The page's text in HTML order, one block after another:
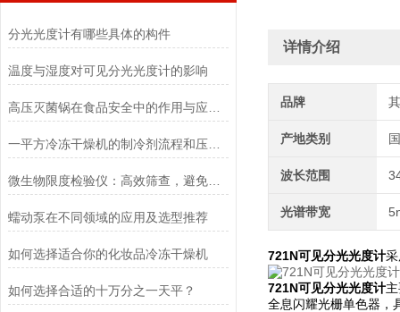
分光光度计有哪些具体的构件
温度与湿度对可见分光光度计的影响
一平方冷冻干燥机的制冷剂流程和压缩空气流程
微生物限度检验仪：高效筛查，避免产品微生物污染
蠕动泵在不同领域的应用及选型推荐
如何选择适合你的化妆品冷冻干燥机
如何选择合适的十万分之一天平？
详情介绍
品牌
产地类别
波长范围
光谱带宽
721N可见分光光度计
721N可见分光光度计
全息闪耀光栅单色器，